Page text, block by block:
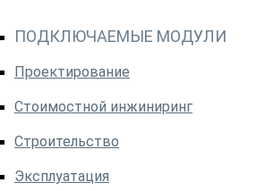
ПОДКЛЮЧАЕМЫЕ МОДУЛИ
Проектирование
Стоимостной инжиниринг
Строительство
Эксплуатация